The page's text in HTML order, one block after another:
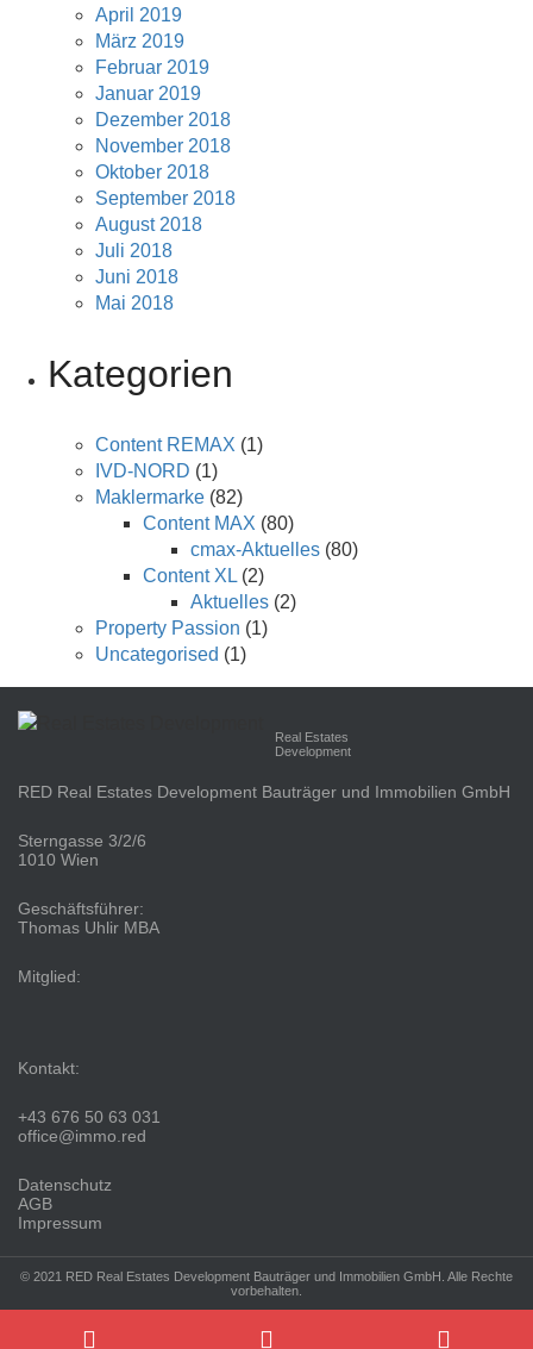
April 2019
März 2019
Februar 2019
Januar 2019
Dezember 2018
November 2018
Oktober 2018
September 2018
August 2018
Juli 2018
Juni 2018
Mai 2018
Kategorien
Content REMAX (1)
IVD-NORD (1)
Maklermarke (82)
Content MAX (80)
cmax-Aktuelles (80)
Content XL (2)
Aktuelles (2)
Property Passion (1)
Uncategorised (1)
Real Estates
Development
RED Real Estates Development Bauträger und Immobilien GmbH
Sterngasse 3/2/6
1010 Wien
Geschäftsführer:
Thomas Uhlir MBA
Mitglied:
Kontakt:
+43 676 50 63 031
office@immo.red
Datenschutz
AGB
Impressum
© 2021 RED Real Estates Development Bauträger und Immobilien GmbH. Alle Rechte
vorbehalten.